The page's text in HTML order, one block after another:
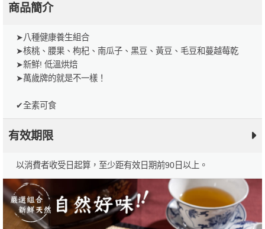
商品簡介
➤八種健康養生組合
➤核桃、腰果、枸杞、南瓜子、黑豆、黃豆、毛豆和蔓越莓乾
➤新鮮! 低溫烘焙
➤萬歲牌的就是不一樣！
✔全素可食
有效期限
以消費者收受日起算，至少距有效日期前90日以上。